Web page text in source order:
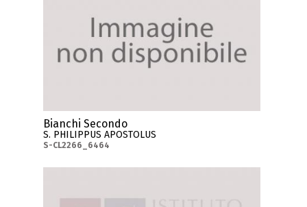
Bianchi Secondo
S. PHILIPPUS APOSTOLUS
S-CL2266_6464